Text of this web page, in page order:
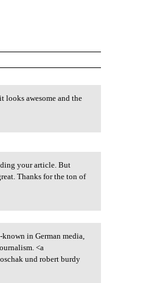
looks awesome and the
your article. But
Thanks for the ton of
in German media,
<a
und robert burdy